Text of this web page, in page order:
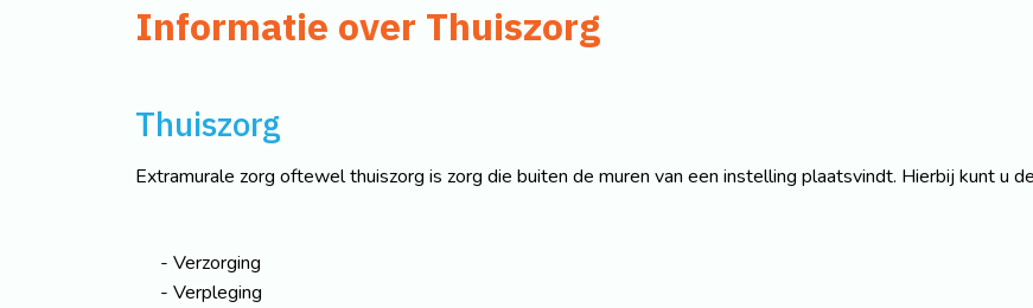
Informatie over Thuiszorg
Thuiszorg
Extramurale zorg oftewel thuiszorg is zorg die buiten de muren van een instelling plaatsvindt. Hierbij kunt u
Verzorging
Verpleging